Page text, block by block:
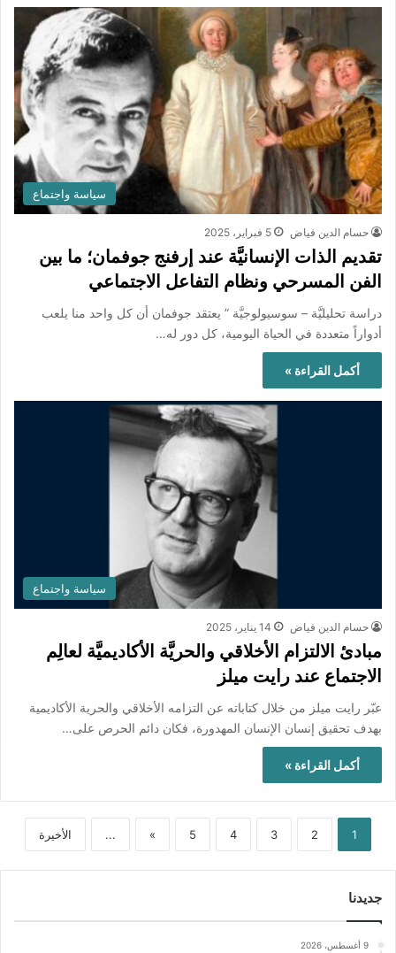
سياسة واجتماع
حسام الدين فياض 5 فبراير، 2025
تقديم الذات الإنسانيَّة عند إرفنج جوفمان؛ ما بين
الفن المسرحي ونظام التفاعل الاجتماعي
دراسة تحليليَّة – سوسيولوجيَّة ” يعتقد جوفمان أن كل واحد منا يلعب
أدواراً متعددة في الحياة اليومية، كل دور له…
أكمل القراءة »
سياسة واجتماع
حسام الدين فياض 14 يناير، 2025
مبادئ الالتزام الأخلاقي والحريَّة الأكاديميَّة لعالِم
الاجتماع عند رايت ميلز
عبّر رايت ميلز من خلال كتاباته عن التزامه الأخلاقي والحرية الأكاديمية
بهدف تحقيق إنسان الإنسان المهدورة، فكان دائم الحرص على…
أكمل القراءة »
1
2
3
4
5
»
... الأخيرة
جديدنا
9 أغسطس، 2026